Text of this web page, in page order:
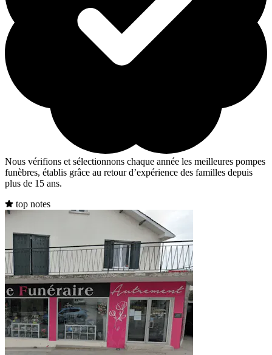
Nous vérifions et sélectionnons chaque année les meilleures pompes
funèbres, établis grâce au retour d’expérience des familles depuis
plus de 15 ans.
top notes